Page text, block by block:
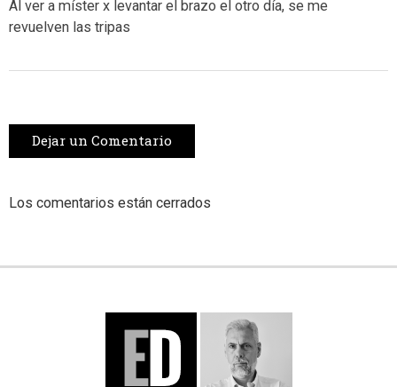
Al ver a míster x levantar el brazo el otro día, se me
revuelven las tripas
Dejar un Comentario
Los comentarios están cerrados